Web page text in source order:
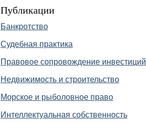
Публикации
Банкротство
Судебная практика
Правовое сопровождение инвестиций
Недвижимость и строительство
Морское и рыболовное право
Интеллектуальная собственность